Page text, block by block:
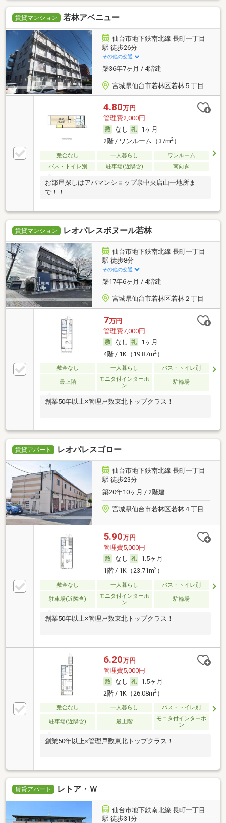
賃貸マンション 若林アベニュー
仙台市地下鉄南北線 長町一丁目
駅 徒歩26分
その他の交通
築36年7ヶ月 / 4階建
宮城県仙台市若林区若林５丁目
4.80万円
管理費2,000円
なし
1ヶ月
2階 / ワンルーム（37m2）
敷金なし 一人暮らし
ワンルーム
バス・トイレ別
駐車場(近隣含) 南向き
お部屋探しはアパマンショップ泉中央店山一地所ま
で！！
賃貸マンション レオパレスボヌール若林
仙台市地下鉄南北線 長町一丁目
駅 徒歩8分
その他の交通
築17年6ヶ月 / 4階建
宮城県仙台市若林区若林２丁目
7万円
管理費7,000円
なし
1ヶ月
4階 / 1K（19.87m2）
敷金なし 一人暮らし バス・トイレ別
最上階
モニタ付インターホ
ン
駐輪場
創業50年以上×管理戸数東北トップクラス！
賃貸アパート レオパレスゴロー
仙台市地下鉄南北線 長町一丁目
駅 徒歩23分
築20年10ヶ月 / 2階建
宮城県仙台市若林区若林４丁目
5.90万円
管理費5,000円
なし
1.5ヶ月
1階 / 1K（23.71m2）
敷金なし 一人暮らし バス・トイレ別
駐車場(近隣含)
モニタ付インターホ
ン
駐輪場
創業50年以上×管理戸数東北トップクラス！
6.20万円
管理費5,000円
なし
1.5ヶ月
2階 / 1K（26.08m2）
敷金なし 一人暮らし バス・トイレ別
駐車場(近隣含) 最上階
モニタ付インターホ
ン
創業50年以上×管理戸数東北トップクラス！
賃貸アパート レトア・Ｗ
仙台市地下鉄南北線 長町一丁目
駅 徒歩31分